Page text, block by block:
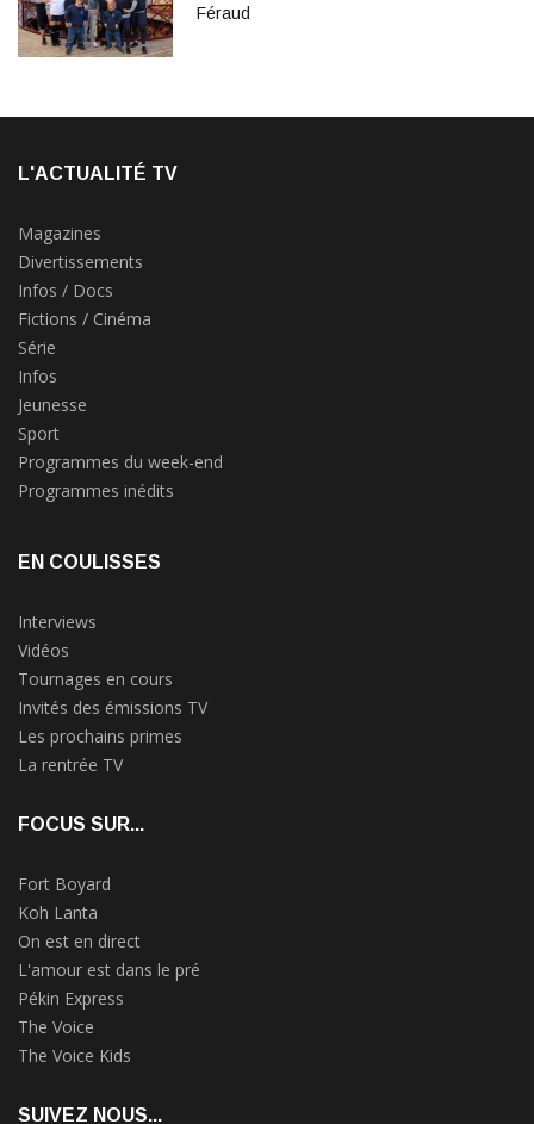
Féraud
L'ACTUALITÉ TV
Magazines
Divertissements
Infos / Docs
Fictions / Cinéma
Série
Infos
Jeunesse
Sport
Programmes du week-end
Programmes inédits
EN COULISSES
Interviews
Vidéos
Tournages en cours
Invités des émissions TV
Les prochains primes
La rentrée TV
FOCUS SUR...
Fort Boyard
Koh Lanta
On est en direct
L'amour est dans le pré
Pékin Express
The Voice
The Voice Kids
SUIVEZ NOUS...